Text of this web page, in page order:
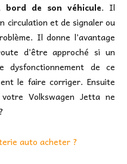
bord de son véhicule. Il
circulation et de signaler ou
Il donne l’avantage
d’être approché si un
dysfonctionnement de ce
le faire corriger. Ensuite
Volkswagen Jetta ne
auto acheter ?